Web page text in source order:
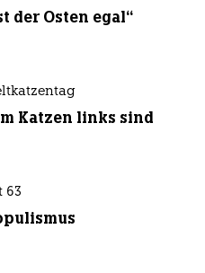
der Osten egal“
Katzen links sind
63